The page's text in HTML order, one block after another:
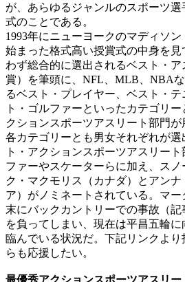
が、あらゆるジャンルのスポーツ
式のことである。
1993年にニューヨークのマディソ
始まった格式高い授賞式の中身を
わず総合的に選出されるベスト・
賞）を筆頭に、NFL、MLB、NBA
るベスト・プレイヤー、ベスト・
ト・ゴルファーといったカテゴリ
クションスポーツアスリート部門が
各カテゴリーとも男女それぞれが
ト・アクションスポーツアスリー
ファーやスケーターらに加え、ス
ク・マクモリス（カナダ）とアン
ア）がノミネートされている。マー
末にバックカントリーでの事故（記
を負ってしまい、現在は平昌五輪
臨んでいる状況だ。下記リンクよ
らも応援したい。
最優秀アクションスポーツアスリー